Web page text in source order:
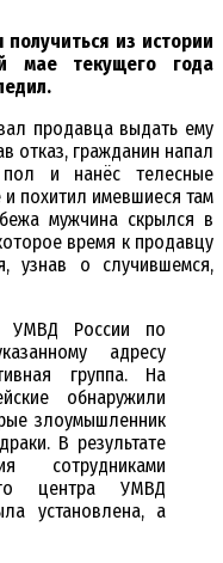
из истории
мае текущего года
продавца выдать ему
отказ, гражданин напал
и нанёс телесные
и похитил имевшиеся там
мужчина скрылся в
время к продавцу
узнав о случившемся,
УМВД России по
адресу
группа. На
обнаружили
злоумышленник
В результате
сотрудниками
центра УМВД
установлена, а